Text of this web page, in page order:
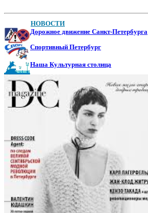
НОВОСТИ
Дорожное движение Санкт-Петербурга
Спортивный Петербург
Наша Культурная столица